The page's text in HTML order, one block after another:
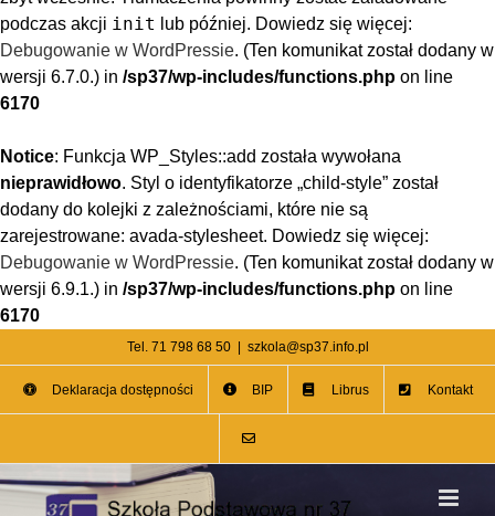
podczas akcji init
lub później. Dowiedz się więcej:
Debugowanie w WordPressie. (Ten komunikat został dodany w
wersji 6.7.0.) in /sp37/wp-includes/functions.php on line
6170
Notice: Funkcja WP_Styles::add została wywołana
nieprawidłowo. Styl o identyfikatorze „child-style” został
dodany do kolejki z zależnościami, które nie są
zarejestrowane: avada-stylesheet. Dowiedz się więcej:
Debugowanie w WordPressie. (Ten komunikat został dodany w
wersji 6.9.1.) in /sp37/wp-includes/functions.php on line
6170
do
zawartości
Tel. 71 798 68 50 szkola@sp37.info.pl
Deklaracja dostępności BIP Librus Kontakt